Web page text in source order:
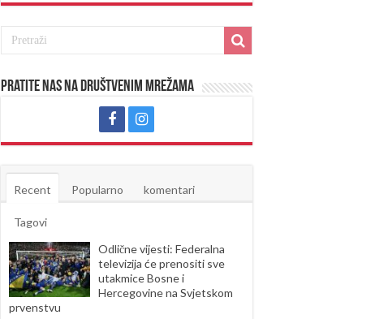
Pratite nas na društvenim mrežama
Recent Popularno komentari
Tagovi
Odlične vijesti: Federalna
televizija će prenositi sve
utakmice Bosne i
Hercegovine na Svjetskom
prvenstvu